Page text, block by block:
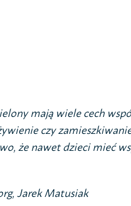
mają wiele cech
czy
że nawet dzieci mieć
Jarek Matusiak